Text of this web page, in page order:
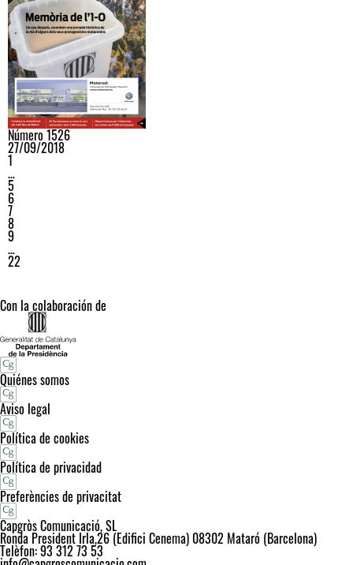
Número 1526
27/09/2018
1
…
5
6
7
8
9
…
22
Con la colaboración de
Quiénes somos
Aviso legal
Política de cookies
Política de privacidad
Preferències de privacitat
Capgròs Comunicació, SL
Ronda President Irla,26 (Edifici Cenema) 08302 Mataró (Barcelona)
Telèfon: 93 312 73 53